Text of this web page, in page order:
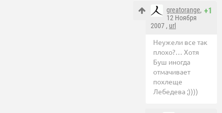
+1
greatorange,
12 Ноября
2007 , url
Неужели все так
плохо?… Хотя
Буш иногда
отмачивает
похлеще
Лебедева ;))))